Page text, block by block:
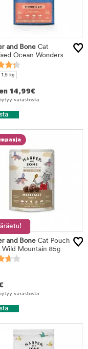
and Bone Cat
Ocean Wonders
1,5 kg
14,99€
varastosta
and Bone Cat Pouch
Wild Mountain 85g
varastosta